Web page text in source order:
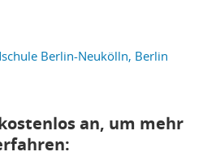
Berlin-Neukölln, Berlin
an, um mehr